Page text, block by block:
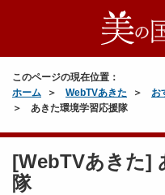
このページの現在位置：
ホーム
WebTVあきた お
あきた環境学習応援隊
[WebTVあきた]
隊